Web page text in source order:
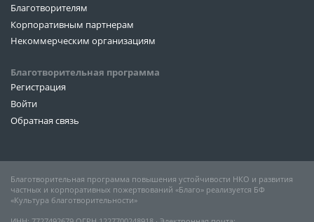
Благотворителям
Корпоративным партнерам
Некоммерческим организациям
Благотворительная программа
Регистрация
Войти
Обратная связь
Благотворительная программа повышения устойчивости НКО и развития
частных и корпоративных пожертвований «Благо» реализуется БФ
«Культура благотворительности»